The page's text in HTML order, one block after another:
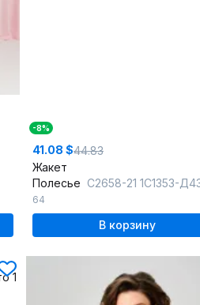
-8%
41.08 $44.83
Жакет
Полесье С2658-21 1С1353-Д43 170,176
64
В корзину